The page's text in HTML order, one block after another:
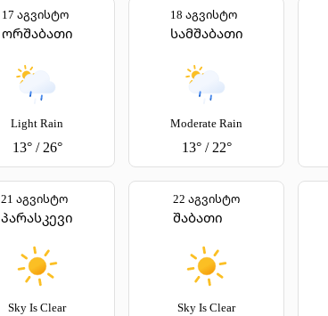
17 აგვისტო
ორშაბათი
Light Rain
13°/26°
18 აგვისტო
სამშაბათი
Moderate Rain
13°/22°
21 აგვისტო
პარასკევი
Sky Is Clear
22 აგვისტო
შაბათი
Sky Is Clear